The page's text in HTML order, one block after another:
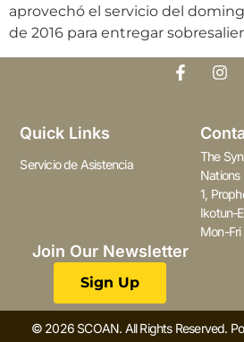
aprovechó el servicio del
de 2016 para entregar
Quick Links
Servicio de Asistencia
The
Nations
1,
Ikotun-
Mon-Fri
Join Our Newsletter
Sign Up
© 2026 SCOAN. All Rights Reserved.